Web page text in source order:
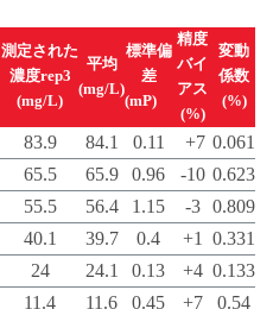
測定された
濃度rep3
(mg/L)
平均
(mg/L)
標準偏
差
(mP)
精度
バイ
アス
(%)
変動
係数
(%)
83.9 84.1 0.11 +7 0.061
65.5 65.9 0.96 -10 0.623
55.5 56.4 1.15 -3
0.809
40.1 39.7 0.4 +1
0.331
24 24.1 0.13 +4 0.133
11.4 11.6 0.45 +7
0.54